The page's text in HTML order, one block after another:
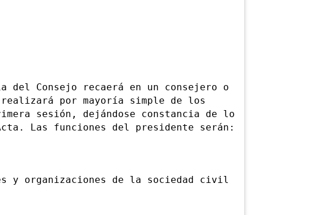
Consejo recaerá en un consejero o
por mayoría simple de los
sesión, dejándose constancia de lo
Las funciones del presidente serán:
y organizaciones de la sociedad civil